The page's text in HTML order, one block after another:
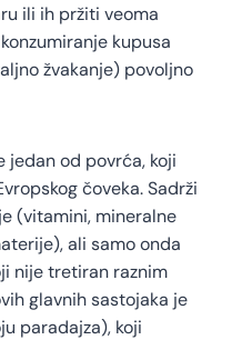
ili ih pržiti veoma
kupusa
žvakanje) povoljno
jedan od povrća, koji
čoveka. Sadrži
(vitamini, mineralne
ali samo onda
nije tretiran raznim
glavnih sastojaka je
paradajza), koji